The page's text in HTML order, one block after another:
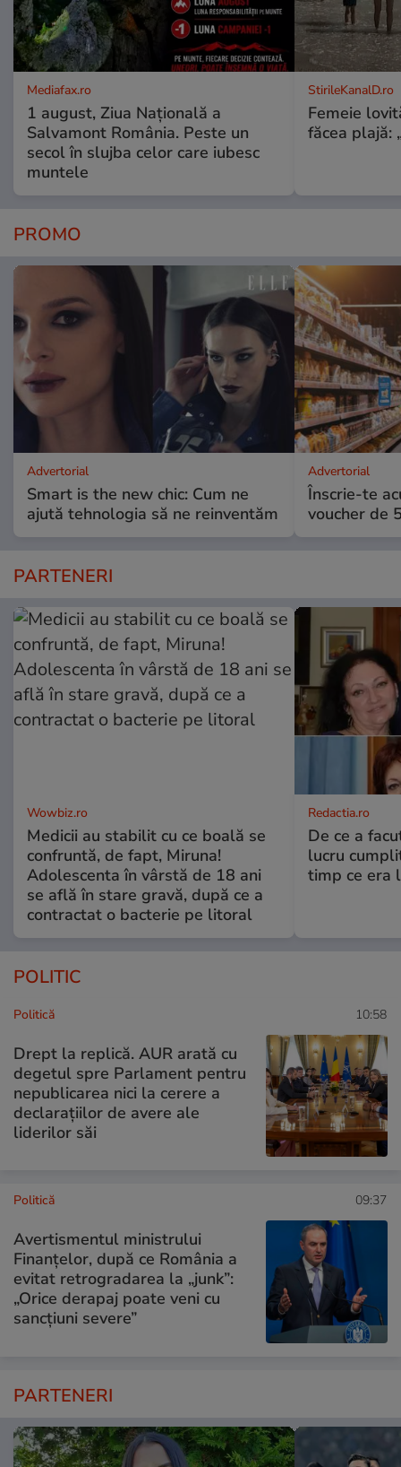
Mediafax.ro
1 august, Ziua Națională a
Salvamont România. Peste un
secol în slujba celor care iubesc
muntele
StirileKanalD.ro
Femeie
făcea plajă:
PROMO
Advertorial
Smart is the new chic: Cum ne
ajută tehnologia să ne reinventăm
Advertorial
Înscrie-te
voucher de
PARTENERI
Wowbiz.ro
Medicii au stabilit cu ce boală se
confruntă, de fapt, Miruna!
Adolescenta în vârstă de 18 ani
se află în stare gravă, după ce a
contractat o bacterie pe litoral
Redactia.ro
De ce a
lucru
timp ce era
POLITIC
Politică 10:58
Drept la replică. AUR arată cu
degetul spre Parlament pentru
nepublicarea nici la cerere a
declarațiilor de avere ale
liderilor săi
Politică 09:37
Avertismentul ministrului
Finanțelor, după ce România a
evitat retrogradarea la „junk”:
„Orice derapaj poate veni cu
sancțiuni severe”
PARTENERI